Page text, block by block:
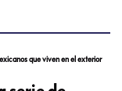
que viven en el exterior